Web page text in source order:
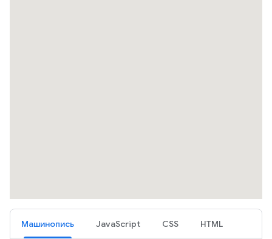
Машинопись JavaScript CSS HTML